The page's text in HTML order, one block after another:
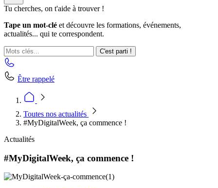
Tu cherches, on t'aide à trouver !
Tape un mot-clé et découvre les formations, événements,
actualités... qui te correspondent.
C'est parti !
Être rappelé
Toutes nos actualités
#MyDigitalWeek, ça commence !
Actualités
#MyDigitalWeek, ça commence !